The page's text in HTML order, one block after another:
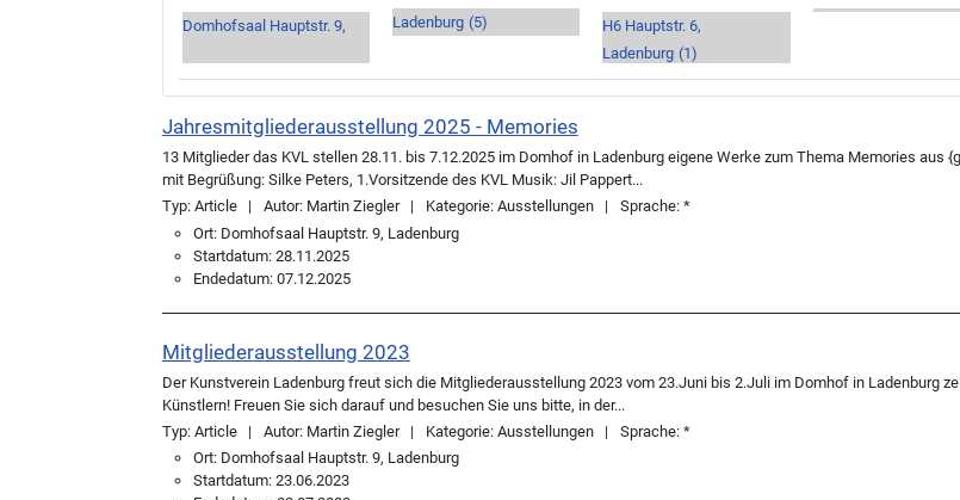
Domhofsaal Hauptstr. 9,
Ladenburg (5)
H6 Hauptstr. 6,
Ladenburg (1)
Jahresmitgliederausstellung 2025 - Memories
13 Mitglieder das KVL stellen 28.11. bis 7.12.2025 im Domhof in Ladenburg eigene Werke zum Thema Memories
mit Begrüßung: Silke Peters, 1.Vorsitzende des KVL Musik: Jil Pappert...
Typ:Article Autor:Martin Ziegler Kategorie:Ausstellungen Sprache:*
Ort: Domhofsaal Hauptstr. 9, Ladenburg
Startdatum: 28.11.2025
Endedatum: 07.12.2025
Mitgliederausstellung 2023
Der Kunstverein Ladenburg freut sich die Mitgliederausstellung 2023 vom 23.Juni bis 2.Juli im Domhof in Ladenburg
Künstlern! Freuen Sie sich darauf und besuchen Sie uns bitte, in der...
Typ:Article Autor:Martin Ziegler Kategorie:Ausstellungen Sprache:*
Ort: Domhofsaal Hauptstr. 9, Ladenburg
Startdatum: 23.06.2023